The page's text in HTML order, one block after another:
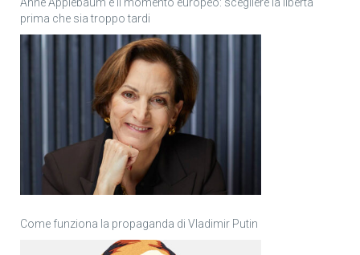
prima che sia troppo tardi
Come funziona la propaganda di Vladimir Putin